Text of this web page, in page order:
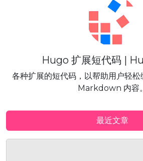
Hugo 扩展短代码 |
各种扩展的短代码，以帮助用户轻
Markdown 内容。
最近文章